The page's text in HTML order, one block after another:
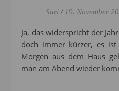
Sari / 19. November
Ja, das widerspricht der Jahreszeit,. Werden die Tage
doch immer kürzer, es
Morgen aus dem Haus
man am Abend wieder